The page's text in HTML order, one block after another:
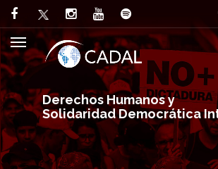
Derechos Humanos y
Solidaridad Democrática